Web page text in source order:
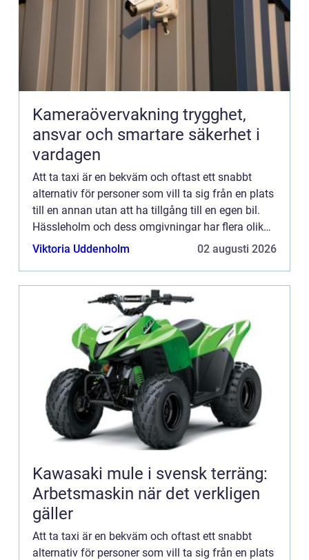
Kameraövervakning trygghet,
ansvar och smartare säkerhet i
vardagen
Att ta taxi är en bekväm och oftast ett snabbt
alternativ för personer som vill ta sig från en plats
till en annan utan att ha tillgång till en egen bil.
Hässleholm och dess omgivningar har flera olika
företag som...
Viktoria Uddenholm 02 augusti 2026
Kawasaki mule i svensk terräng:
Arbetsmaskin när det verkligen
gäller
Att ta taxi är en bekväm och oftast ett snabbt
alternativ för personer som vill ta sig från en plats